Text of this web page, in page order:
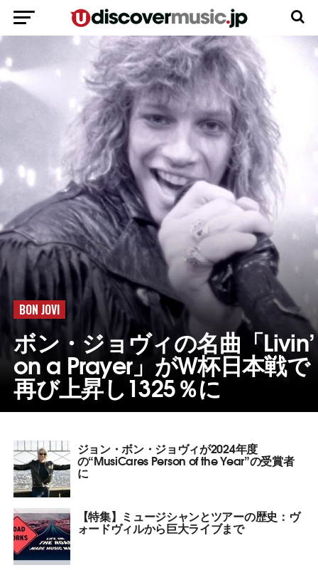
BON JOVI
ボン・ジョヴィの名曲「Livin’
on a Prayer」がW杯日本戦で
再び上昇し1325％に
ジョン・ボン・ジョヴィが2024年度
の“MusiCares Person of the Year”の受賞者
に
【特集】ミュージシャンとツアーの歴史：ヴ
ォードヴィルから巨大ライブまで